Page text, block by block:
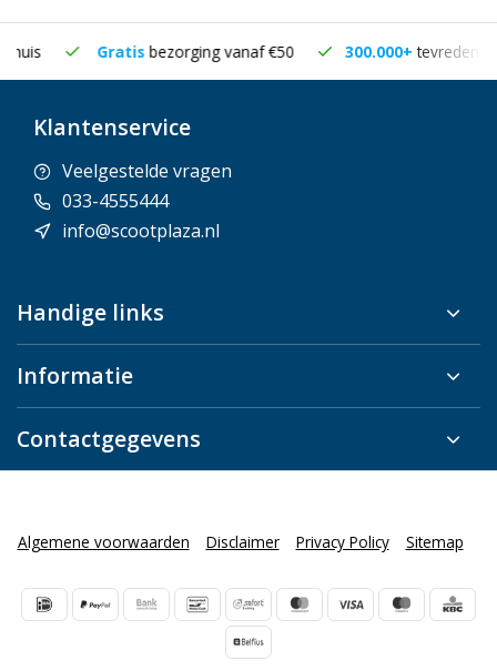
Gratisbezorging vanaf €50 300.000+tevreden klanten
Klantenservice
Veelgestelde vragen
033-4555444
info@scootplaza.nl
Handige links
Informatie
Contactgegevens
Algemene voorwaarden Disclaimer Privacy Policy Sitemap